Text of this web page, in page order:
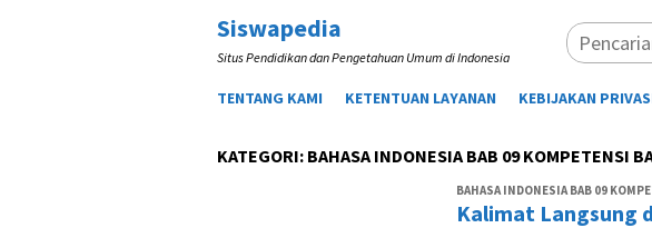
Loncat
Siswapedia
Situs Pendidikan dan Pengetahuan Umum di Indonesia
TENTANG KAMI KETENTUAN LAYANAN KEBIJAKAN
KATEGORI: BAHASA INDONESIA BAB 09 KOMPETENSI
BAHASA INDONESIA BAB 09
Kalimat Langsung